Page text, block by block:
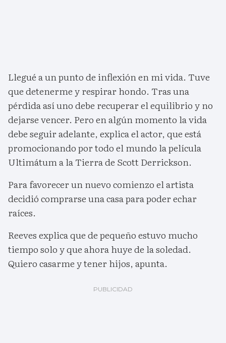
Llegué a un punto de inflexión en mi vida. Tuve
que detenerme y respirar hondo. Tras una
pérdida así uno debe recuperar el equilibrio y no
dejarse vencer. Pero en algún momento la vida
debe seguir adelante, explica el actor, que está
promocionando por todo el mundo la película
Ultimátum a la Tierra de Scott Derrickson.
Para favorecer un nuevo comienzo el artista
decidió comprarse una casa para poder echar
raíces.
Reeves explica que de pequeño estuvo mucho
tiempo solo y que ahora huye de la soledad.
Quiero casarme y tener hijos, apunta.